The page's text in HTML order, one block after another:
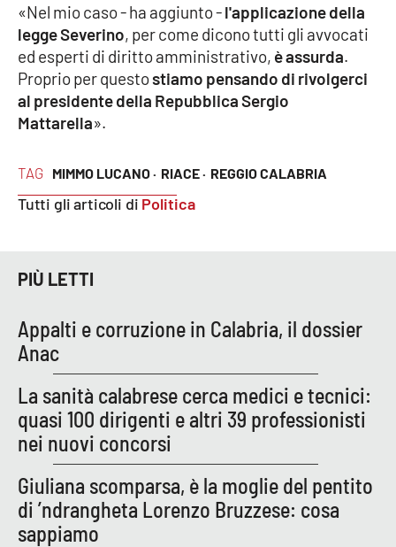
LaC Network
LaC OnAir
EDIZIONI
LOCALI
Catanzaro
Crotone
Cosenza
Lamezia Terme
PROGETTI
SPECIALI
Buona Sanità Calabria
TAG MIMMO LUCANO · RIACE · REGGIO CALABRIA
Tutti gli articoli di Politica
«Nel mio caso - ha aggiunto -l'applicazione della
legge Severino, per come dicono tutti gli avvocati
ed esperti di diritto amministrativo, è assurda.
Proprio per questostiamo pensando di rivolgerci
al presidente della Repubblica Sergio
Mattarella».
PIÙ LETTI
Appalti e corruzione in Calabria, il dossier
Anac
La sanità calabrese cerca medici e tecnici:
quasi 100 dirigenti e altri 39 professionisti
nei nuovi concorsi
Giuliana scomparsa, è la moglie del pentito
di ’ndrangheta Lorenzo Bruzzese: cosa
sappiamo